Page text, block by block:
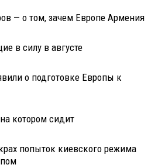
— о том, зачем Европе Армения
в силу в августе
о подготовке Европы к
котором сидит
попыток киевского режима